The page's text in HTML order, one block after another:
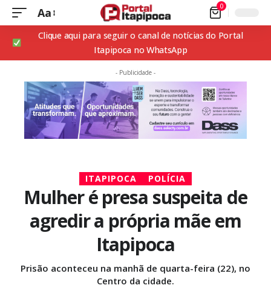
Aa 0
Clique aqui para seguir o canal de notícias do Portal
Itapipoca no WhatsApp
- Publicidade -
ITAPIPOCA POLÍCIA
Mulher é presa suspeita de
agredir a própria mãe em
Itapipoca
Prisão aconteceu na manhã de quarta-feira (22), no
Centro da cidade.